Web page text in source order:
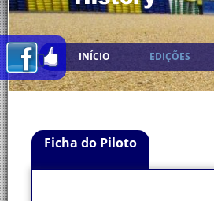
INÍCIO EDIÇÕES
Ficha do Piloto